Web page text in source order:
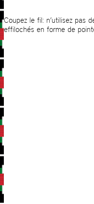
Coupez le fil: n’utilisez pas
effilochés en forme de